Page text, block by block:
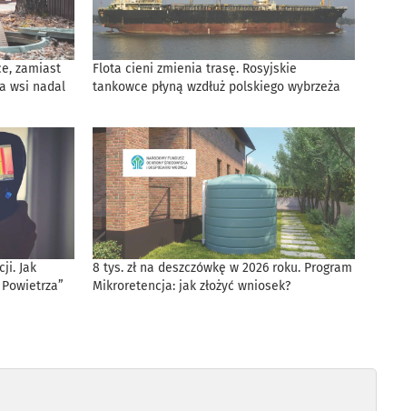
zamiast
wsi nadal
Flota cieni zmienia trasę. Rosyjskie
tankowce płyną wzdłuż polskiego wybrzeża
Jak
8 tys. zł na deszczówkę w 2026 roku. Program
Mikroretencja: jak złożyć wniosek?